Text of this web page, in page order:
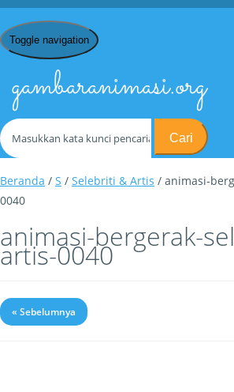
Toggle navigation
gambaranimasi.org
Cari
Beranda / S / Selebriti & Artis / animasi-
0040
animasi-bergerak-
artis-0040
« Sebelumnya